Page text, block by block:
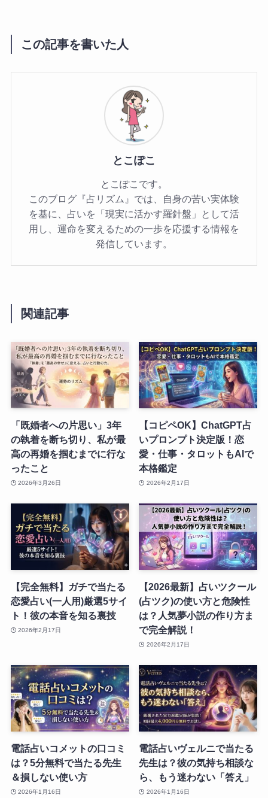
この記事を書いた人
とこぽこ
とこぽこです。
このブログ『占リズム』では、自身の苦い実体験
を基に、占いを「現実に活かす羅針盤」として活
用し、運命を変えるための一歩を応援する情報を
発信しています。
関連記事
「既婚者への片思い」3年
の執着を断ち切り、私が最
高の再婚を掴むまでに行な
ったこと
2026年3月26日
【コピペOK】ChatGPT占
いプロンプト決定版！恋
愛・仕事・タロットもAIで
本格鑑定
2026年2月17日
【完全無料】ガチで当たる
恋愛占い(一人用)厳選5サイ
ト！彼の本音を知る裏技
2026年2月17日
【2026最新】占いツクール
(占ツク)の使い方と危険性
は？人気夢小説の作り方ま
で完全解説！
2026年2月17日
電話占いコメットの口コミ
は？5分無料で当たる先生
＆損しない使い方
2026年1月16日
電話占いヴェルニで当たる
先生は？彼の気持ち相談な
ら、もう迷わない「答え」
2026年1月16日